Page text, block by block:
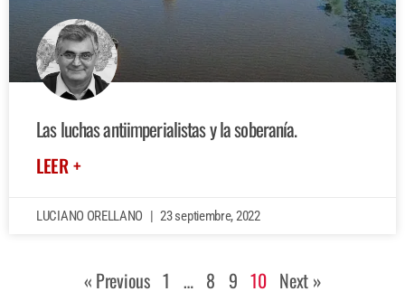
Las luchas antiimperialistas y la soberanía.
LEER +
LUCIANO ORELLANO 23 septiembre, 2022
« Previous 1 … 8 9 10 Next »